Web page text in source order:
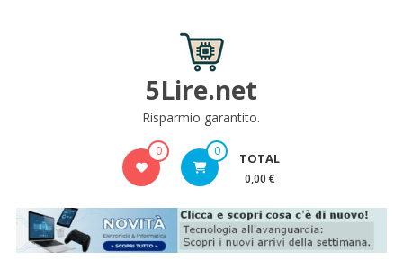
5Lire.net
Risparmio garantito.
0 0 TOTAL
0,00 €